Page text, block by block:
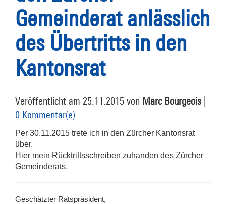
Gemeinderat anlässlich
des Übertritts in den
Kantonsrat
Veröffentlicht am 25.11.2015 von Marc Bourgeois
0 Kommentar(e)
Per 30.11.2015 trete ich in den Zürcher Kantonsrat
über.
Hier mein Rücktrittsschreiben zuhanden des Zürcher
Gemeinderats.
Geschätzter Ratspräsident,